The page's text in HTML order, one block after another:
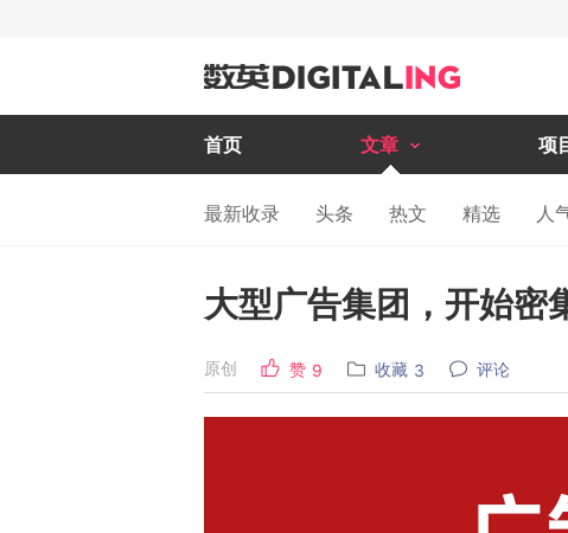
首页 文章 项
最新收录 头条 热文 精选 人
大型广告集团，开始密
原创 赞 9 收藏 3 评论